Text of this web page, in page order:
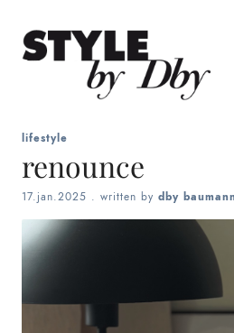
lifestyle
renounce
17.jan.2025 . written by dby